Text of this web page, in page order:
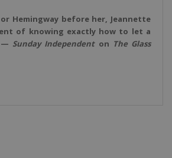
or Hemingway before her, Jeannette
of knowing exactly how to let a
— Sunday Independenton The Glass